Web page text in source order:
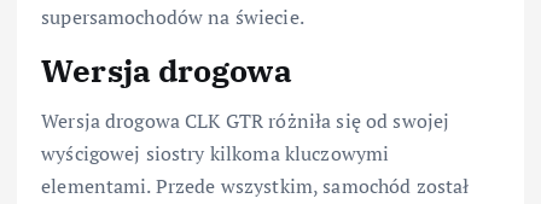
supersamochodów na świecie.
Wersja drogowa
Wersja drogowa CLK GTR różniła się od swojej
wyścigowej siostry kilkoma kluczowymi
elementami. Przede wszystkim, samochód został